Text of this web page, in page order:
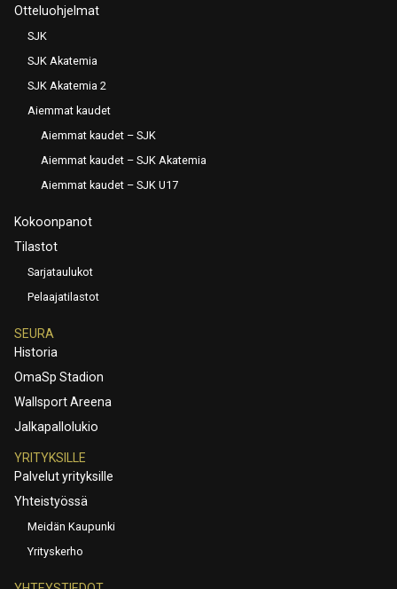
Otteluohjelmat
SJK
SJK Akatemia
SJK Akatemia 2
Aiemmat kaudet
Aiemmat kaudet – SJK
Aiemmat kaudet – SJK Akatemia
Aiemmat kaudet – SJK U17
Kokoonpanot
Tilastot
Sarjataulukot
Pelaajatilastot
SEURA
Historia
OmaSp Stadion
Wallsport Areena
Jalkapallolukio
YRITYKSILLE
Palvelut yrityksille
Yhteistyössä
Meidän Kaupunki
Yrityskerho